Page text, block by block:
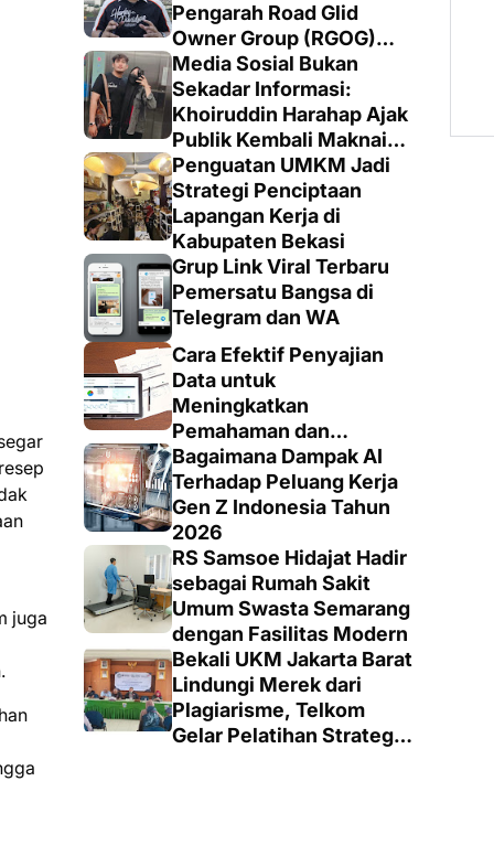
juga
Pengarah Road Glid
Owner Group (RGOG)
Boys Indonesia Pusat M.
Irsyad Sebut Persiapan
Dimatangkan
Media Sosial Bukan
Sekadar Informasi:
Khoiruddin Harahap Ajak
Publik Kembali Maknai
Ruang Digital dengan
Totalitas dan Loyalitas
Penguatan UMKM Jadi
Strategi Penciptaan
Lapangan Kerja di
Kabupaten Bekasi
Grup Link Viral Terbaru
Pemersatu Bangsa di
Telegram dan WA
Cara Efektif Penyajian
Data untuk
Meningkatkan
Pemahaman dan
Keputusan yang Tepat
Bagaimana Dampak AI
Terhadap Peluang Kerja
Gen Z Indonesia Tahun
2026
RS Samsoe Hidajat Hadir
sebagai Rumah Sakit
Umum Swasta Semarang
dengan Fasilitas Modern
Bekali UKM Jakarta Barat
Lindungi Merek dari
Plagiarisme, Telkom
Gelar Pelatihan Strategi